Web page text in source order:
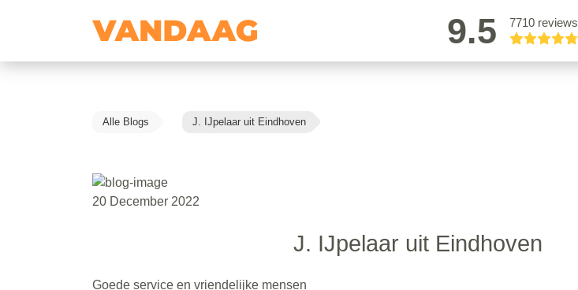
9.5 7710 reviews
Alle Blogs J. IJpelaar uit Eindhoven
20 December 2022
J. IJpelaar uit Eindhoven
Goede service en vriendelijke mensen